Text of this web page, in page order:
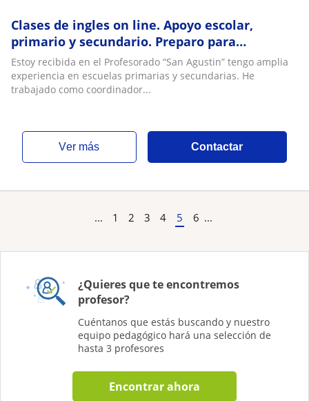
Clases de ingles on line. Apoyo escolar,
primario y secundario. Preparo para
exámenes. Tambien doy clases particulares
de todo nivel
Estoy recibida en el Profesorado “San Agustin” tengo amplia
experiencia en escuelas primarias y secundarias. He
trabajado como coordinador...
ver más Contactar
... 1 2 3 4 5 6 ...
¿Quieres que te encontremos
profesor?
Cuéntanos que estás buscando y nuestro
equipo pedagógico hará una selección de
hasta 3 profesores
Encontrar ahora